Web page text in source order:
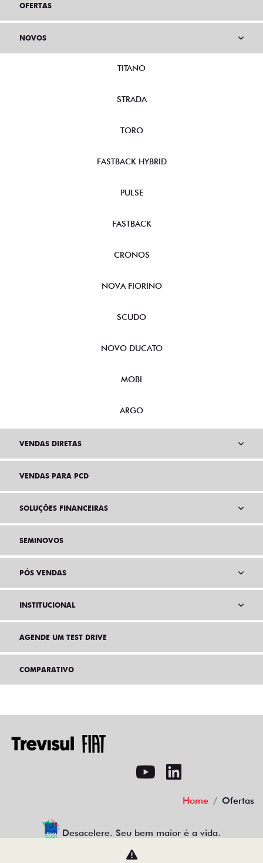
OFERTAS
NOVOS
TITANO
STRADA
TORO
FASTBACK HYBRID
PULSE
FASTBACK
CRONOS
NOVA FIORINO
SCUDO
NOVO DUCATO
MOBI
ARGO
VENDAS DIRETAS
VENDAS PARA PCD
SOLUÇÕES FINANCEIRAS
SEMINOVOS
PÓS VENDAS
INSTITUCIONAL
AGENDE UM TEST DRIVE
COMPARATIVO
Home Ofertas
Desacelere. Seu bem maior é a vida.